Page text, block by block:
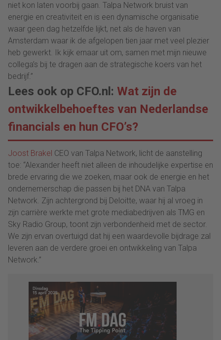
niet kon laten voorbij gaan. Talpa Network bruist van
energie en creativiteit en is een dynamische organisatie
waar geen dag hetzelfde lijkt, net als de haven van
Amsterdam waar ik de afgelopen tien jaar met veel plezier
heb gewerkt. Ik kijk ernaar uit om, samen met mijn nieuwe
collega’s bij te dragen aan de strategische koers van het
bedrijf.”
Lees ook op CFO.nl: Wat zijn de
ontwikkelbehoeftes van Nederlandse
financials en hun CFO’s?
Joost Brakel CEO van Talpa Network, licht de aanstelling
toe: “Alexander heeft niet alleen de inhoudelijke expertise en
brede ervaring die we zoeken, maar ook de energie en het
ondernemerschap die passen bij het DNA van Talpa
Network. Zijn achtergrond bij Deloitte, waar hij al vroeg in
zijn carrière werkte met grote mediabedrijven als TMG en
Sky Radio Group, toont zijn verbondenheid met de sector.
We zijn ervan overtuigd dat hij een waardevolle bijdrage zal
leveren aan de verdere groei en ontwikkeling van Talpa
Network.”